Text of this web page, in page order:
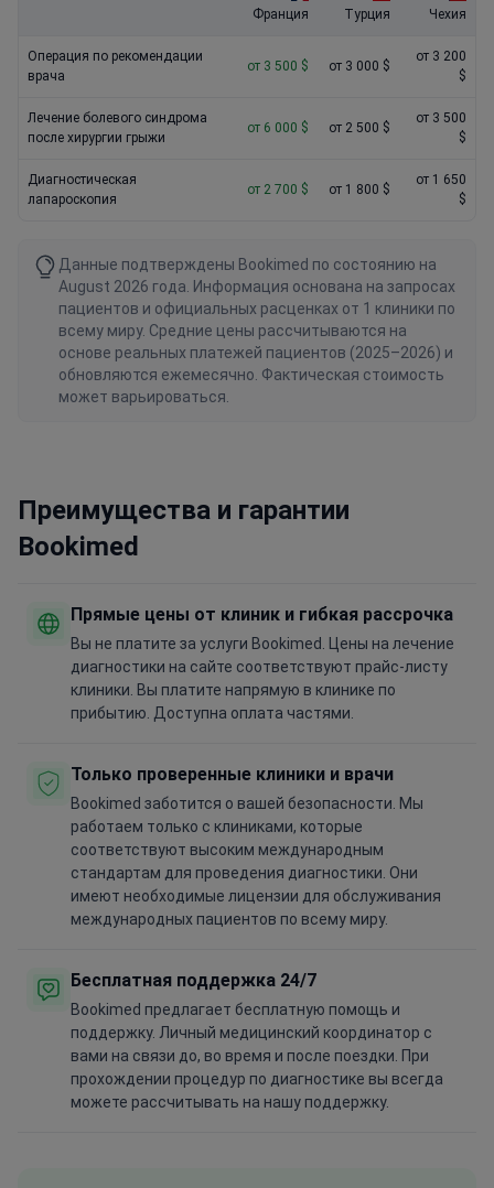
Франция Турция Чехия
Операция по рекомендации
врача
от 3 500 $ от 3 000 $
от 3 200
$
Лечение болевого синдрома
после хирургии грыжи
от 6 000 $ от 2 500 $
от 3 500
$
Диагностическая
лапароскопия
от 2 700 $ от 1 800 $
от 1 650
$
Данные подтверждены Bookimed по состоянию на
August 2026 года. Информация основана на запросах
пациентов и официальных расценках от 1 клиники по
всему миру. Средние цены рассчитываются на
основе реальных платежей пациентов (2025–2026) и
обновляются ежемесячно. Фактическая стоимость
может варьироваться.
Преимущества и гарантии
Bookimed
Прямые цены от клиник и гибкая рассрочка
Вы не платите за услуги Bookimed. Цены на лечение
диагностики на сайте соответствуют прайс-листу
клиники. Вы платите напрямую в клинике по
прибытию. Доступна оплата частями.
Только проверенные клиники и врачи
Bookimed заботится о вашей безопасности. Мы
работаем только с клиниками, которые
соответствуют высоким международным
стандартам для проведения диагностики. Они
имеют необходимые лицензии для обслуживания
международных пациентов по всему миру.
Бесплатная поддержка 24/7
Bookimed предлагает бесплатную помощь и
поддержку. Личный медицинский координатор с
вами на связи до, во время и после поездки. При
прохождении процедур по диагностике вы всегда
можете рассчитывать на нашу поддержку.